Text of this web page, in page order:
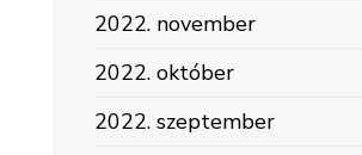
2022. november
2022. október
2022. szeptember